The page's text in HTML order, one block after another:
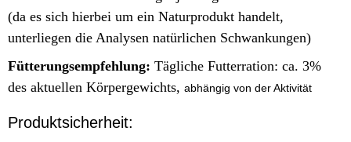
(da es sich hierbei um ein Naturprodukt handelt,
unterliegen die Analysen natürlichen Schwankungen)
Fütterungsempfehlung: Tägliche Futterration: ca. 3%
des aktuellen Körpergewichts, abhängig von der Aktivität
Produktsicherheit: